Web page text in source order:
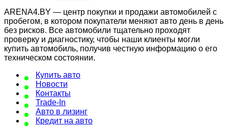
ARENA4.BY — центр покупки и продажи автомобилей с
пробегом, в котором покупатели меняют авто день в день
без рисков. Все автомобили тщательно проходят
проверку и диагностику, чтобы наши клиенты могли
купить автомобиль, получив честную информацию о его
техническом состоянии.
Купить авто
Новости
Контакты
Trade-In
Авто в лизинг
Кредит на авто